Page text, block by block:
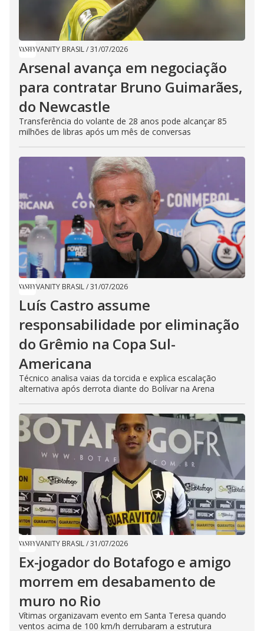
VANITY BRASIL/31/07/2026
Arsenal avança em negociação
para contratar Bruno Guimarães,
do Newcastle
Transferência do volante de 28 anos pode alcançar 85
milhões de libras após um mês de conversas
VANITY BRASIL/31/07/2026
Luís Castro assume
responsabilidade por eliminação
do Grêmio na Copa Sul-
Americana
Técnico analisa vaias da torcida e explica escalação
alternativa após derrota diante do Bolívar na Arena
VANITY BRASIL/31/07/2026
Ex-jogador do Botafogo e amigo
morrem em desabamento de
muro no Rio
Vítimas organizavam evento em Santa Teresa quando
ventos acima de 100 km/h derrubaram a estrutura